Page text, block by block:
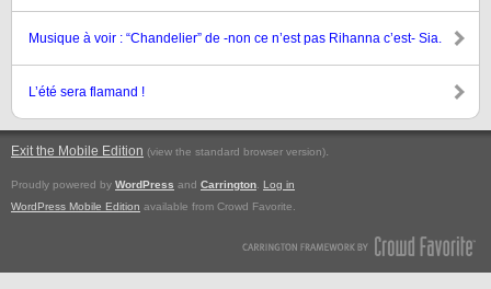
Musique à voir : “Chandelier” de -non ce n’est pas Rihanna c’est- Sia.
L’été sera flamand !
Exit the Mobile Edition (view the standard browser version).
Proudly powered by WordPress and Carrington
Log in
WordPress Mobile Edition available from Crowd Favorite.